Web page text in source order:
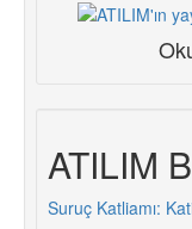
ATILIM
Suruç Katliamı: